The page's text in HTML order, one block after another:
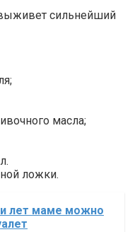
сильнейший
масла;
ложки.
лет маме можно